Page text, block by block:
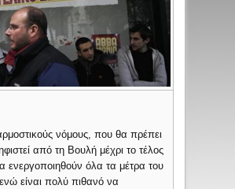
νόμους, που θα πρέπει
από τη Βουλή μέχρι το τέλος
ενεργοποιηθούν όλα τα μέτρα του
είναι πολύ πιθανό να